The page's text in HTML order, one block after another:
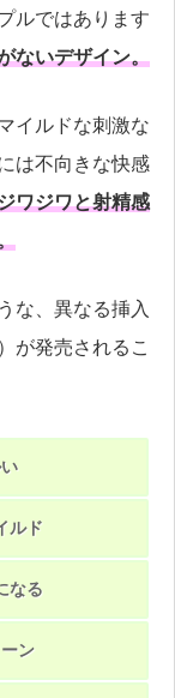
ルではあります
ないデザイン。
イルドな刺激な
は不向きな快感
ワジワと射精感
な、異なる挿入
が発売されるこ
ルド
なる
ン